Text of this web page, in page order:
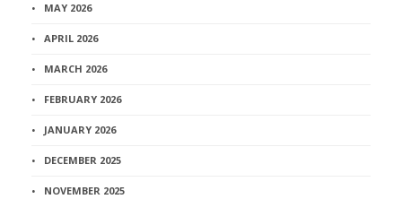
MAY 2026
APRIL 2026
MARCH 2026
FEBRUARY 2026
JANUARY 2026
DECEMBER 2025
NOVEMBER 2025